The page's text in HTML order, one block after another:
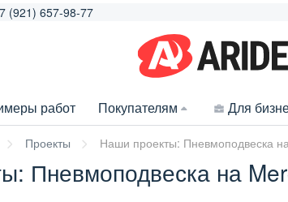
(921) 657-98-77
работ Покупателям Для
Проекты Наши проекты: Пневмоподвеска
Пневмоподвеска на